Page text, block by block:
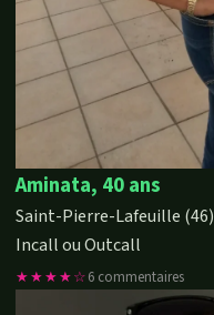
Aminata, 40 ans
Saint-Pierre-Lafeuille (46)
Incall ou Outcall
★★★★☆6 commentaires